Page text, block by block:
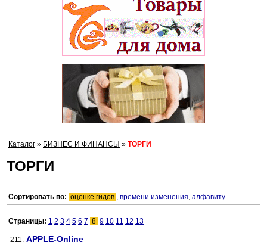
Каталог » БИЗНЕС И ФИНАНСЫ » ТОРГИ
ТОРГИ
Сортировать по: оценке гидов , времени изменения, алфавиту.
Страницы: 1 2 3 4 5 6 7 8 9 10 11 12 13
211. APPLE-Online